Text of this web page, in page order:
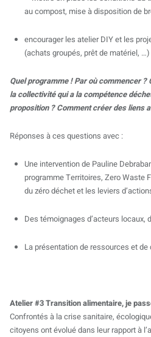
au compost, mise à disposition de
encourager les atelier DIY et les
(achats groupés, prêt de matériel, …)
Quel programme ! Par où commencer
la collectivité qui a la compétence
proposition ? Comment créer des liens
Réponses à ces questions avec :
Une intervention de Pauline
programme Territoires, Zero Waste
du zéro déchet et les leviers
Des témoignages d’acteurs locaux,
La présentation de ressources et
Atelier #3 Transition alimentaire, je
Confrontés à la crise sanitaire,
citoyens ont évolué dans leur rapport à